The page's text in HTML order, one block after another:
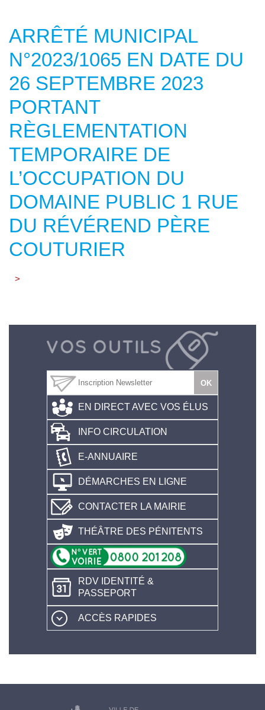
ARRÊTÉ MUNICIPAL
N°2023/1065 EN DATE DU
26 SEPTEMBRE 2023
PORTANT
RÈGLEMENTATION
TEMPORAIRE DE
L’OCCUPATION DU
DOMAINE PUBLIC 1 RUE
DU RÉVÉREND PÈRE
COUTURIER
>
EN DIRECT AVEC VOS ÉLUS
INFO CIRCULATION
E-ANNUAIRE
DÉMARCHES EN LIGNE
CONTACTER LA MAIRIE
THÉÂTRE DES PÉNITENTS
RDV IDENTITÉ &
PASSEPORT
ACCÈS RAPIDES